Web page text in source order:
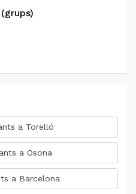
a Torelló
a Osona
a Barcelona